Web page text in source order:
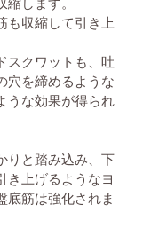
します。
も収縮して引き上
スクワットも、吐
穴を締めるような
うな効果が得られ
りと踏み込み、下
き上げるようなヨ
底筋は強化されま